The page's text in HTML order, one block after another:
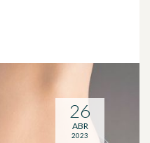
26
ABR
2023